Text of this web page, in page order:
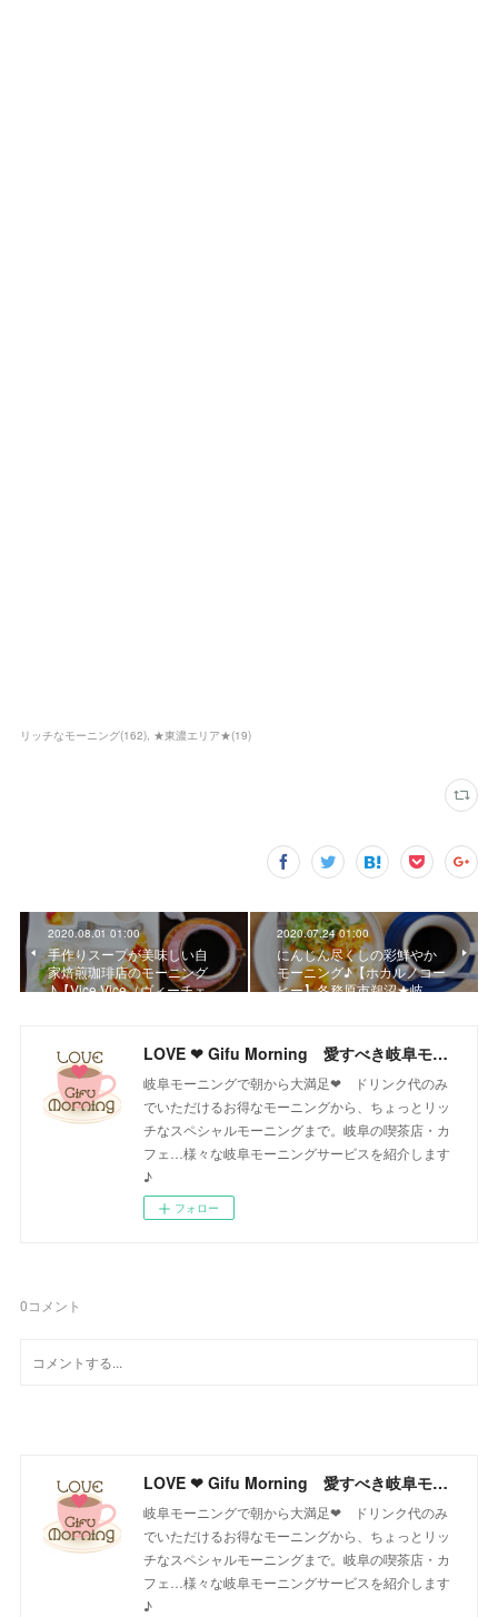
リッチなモーニング(162) ★東濃エリア★(19)
2020.08.01 01:00
手作りスープが美味しい自
家焙煎珈琲店のモーニング
♪【Vice Vice（ヴィーチェ…
2020.07.24 01:00
にんじん尽くしの彩鮮やか
モーニング♪【ホカルノコー
ヒー】各務原市鵜沼★岐…
LOVE ❤ Gifu Morning 愛すべき岐阜モーニング♪
岐阜モーニングで朝から大満足❤ ドリンク代のみ
でいただけるお得なモーニングから、ちょっとリッ
チなスペシャルモーニングまで。岐阜の喫茶店・カ
フェ…様々な岐阜モーニングサービスを紹介します
♪
フォロー
0コメント
LOVE ❤ Gifu Morning 愛すべき岐阜モーニング♪
岐阜モーニングで朝から大満足❤ ドリンク代のみ
でいただけるお得なモーニングから、ちょっとリッ
チなスペシャルモーニングまで。岐阜の喫茶店・カ
フェ…様々な岐阜モーニングサービスを紹介します
♪